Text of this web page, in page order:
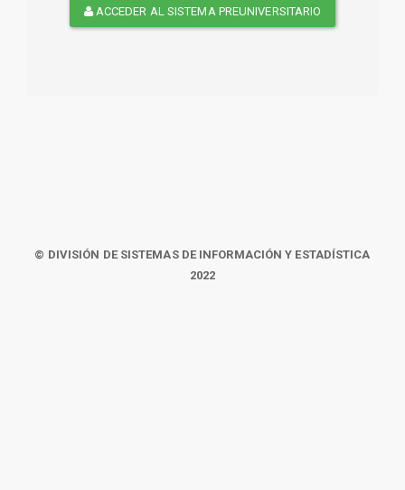
ACCEDER AL SISTEMA PREUNIVERSITARIO
© DIVISIÓN DE SISTEMAS DE INFORMACIÓN Y ESTADÍSTICA
2022